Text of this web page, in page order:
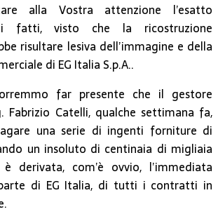
alla Vostra attenzione l’esatto
fatti, visto che la ricostruzione
risultare lesiva dell’immagine e della
di EG Italia S.p.A..
far presente che il gestore
Fabrizio Catelli, qualche settimana fa,
una serie di ingenti forniture di
un insoluto di centinaia di migliaia
derivata, com’è ovvio, l’immediata
di EG Italia, di tutti i contratti in